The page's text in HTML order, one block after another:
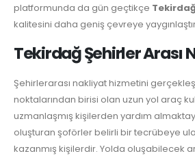
platformunda da gün geçtikçe
kalitesini daha geniş çevreye
Tekirdağ Şehirler Arası
Şehirlerarası nakliyat hizmetini
noktalarından birisi olan uzun yol araç
uzmanlaşmış kişilerden yardım
oluşturan şoförler belirli bir tecrübeye
kazanmış kişilerdir. Yolda oluşabilecek